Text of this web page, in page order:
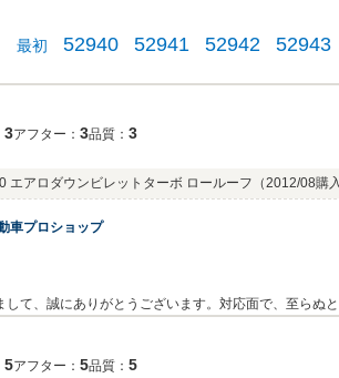
最初 52940 52941 52942 52943
3アフター： 3品質： 3
アロダウンビレットターボ ロールーフ （2012/08購入
車プロショップ
、誠にありがとうございます。対応面で、至らぬ
頑張っていきますので、今後とも、お付き合いのほ
5アフター： 5品質： 5